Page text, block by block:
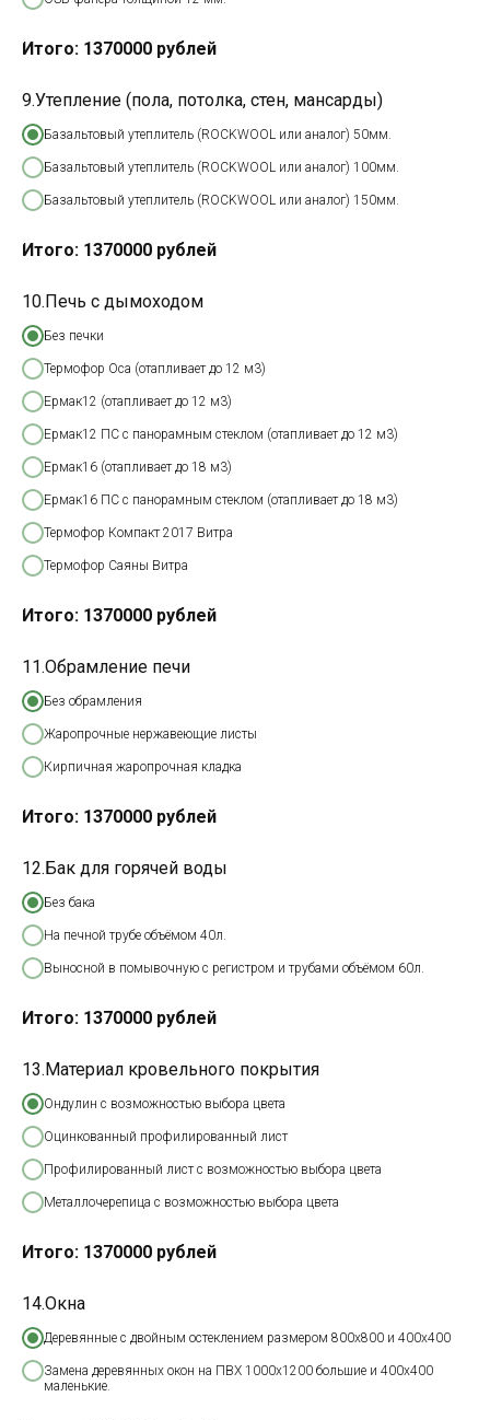
Итого: 1370000 рублей
9.Утепление (пола, потолка, стен, мансарды)
Базальтовый утеплитель (ROCKWOOL или аналог) 50мм.
Базальтовый утеплитель (ROCKWOOL или аналог) 100мм.
Базальтовый утеплитель (ROCKWOOL или аналог) 150мм.
Итого: 1370000 рублей
10.Печь с дымоходом
Без печки
Термофор Оса (отапливает до 12 м3)
Ермак12 (отапливает до 12 м3)
Ермак12 ПС с панорамным стеклом (отапливает до 12 м3)
Ермак16 (отапливает до 18 м3)
Ермак16 ПС с панорамным стеклом (отапливает до 18 м3)
Термофор Компакт 2017 Витра
Термофор Саяны Витра
Итого: 1370000 рублей
11.Обрамление печи
Без обрамления
Жаропрочные нержавеющие листы
Кирпичная жаропрочная кладка
Итого: 1370000 рублей
12.Бак для горячей воды
Без бака
На печной трубе объёмом 40л.
Выносной в помывочную с регистром и трубами объёмом 60л.
Итого: 1370000 рублей
13.Материал кровельного покрытия
Ондулин с возможностью выбора цвета
Оцинкованный профилированный лист
Профилированный лист с возможностью выбора цвета
Металлочерепица с возможностью выбора цвета
Итого: 1370000 рублей
14.Окна
Деревянные с двойным остеклением размером 800х800 и 400х400
Замена деревянных окон на ПВХ 1000х1200 большие и 400х400
маленькие.